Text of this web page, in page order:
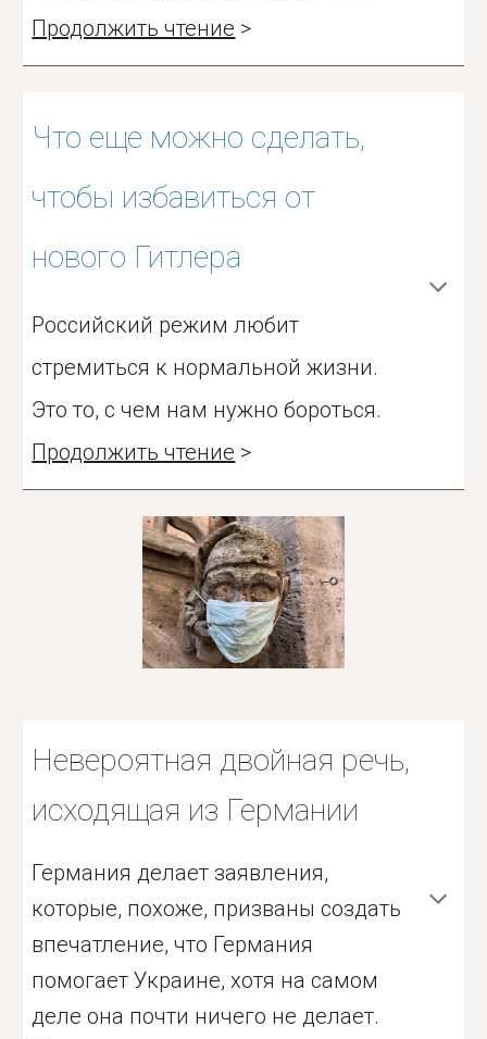
Продолжить чтение >
Что еще можно сделать,
чтобы избавиться от
нового Гитлера
Российский режим любит
стремиться к нормальной жизни.
Это то, с чем нам нужно бороться.
Продолжить чтение >
Невероятная двойная речь,
исходящая из Германии
Германия делает заявления,
которые, похоже, призваны создать
впечатление, что Германия
помогает Украине, хотя на самом
деле она почти ничего не делает.